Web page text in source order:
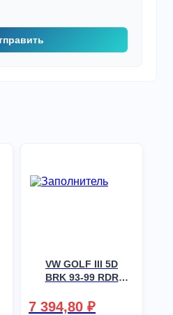
VW GOLF III 5D
BRK 93-99 RDR
7 394,80 ₽